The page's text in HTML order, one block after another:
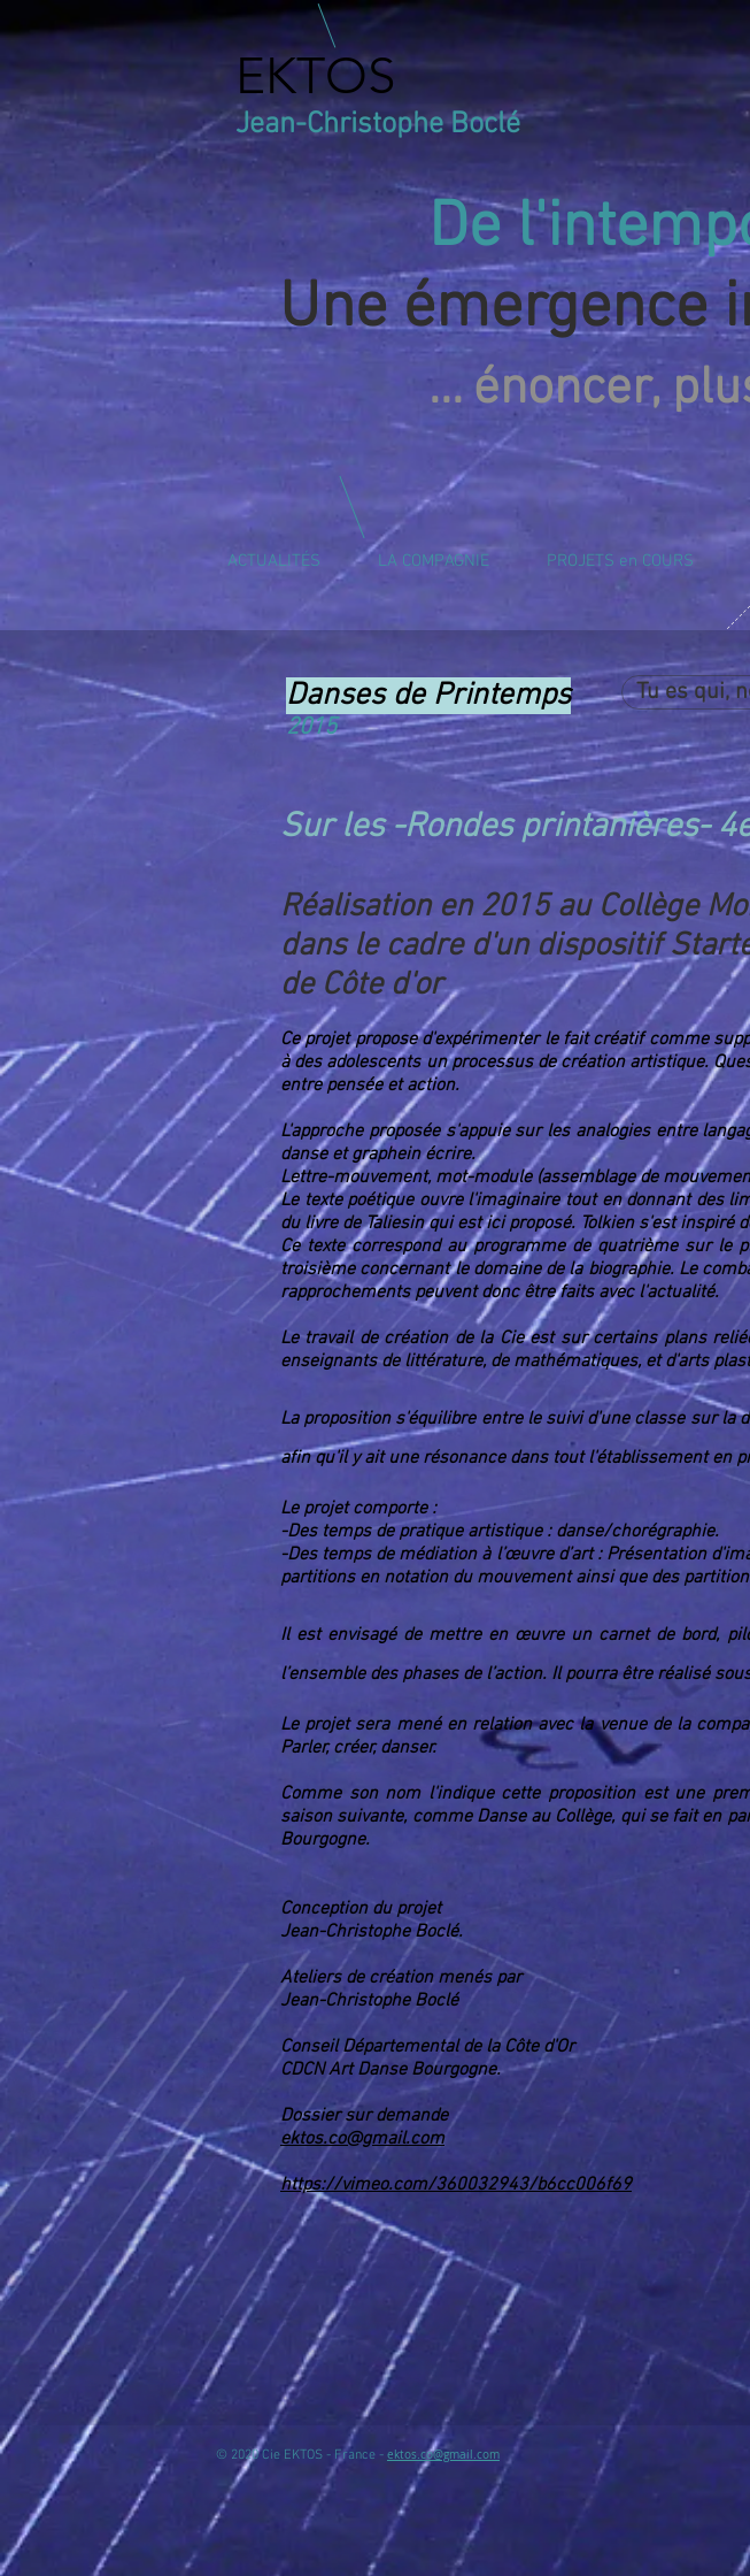
EKTOS
Jean-Christophe Boclé
De
Une émergence
... énoncer,
ACTUALITÉS LA COMPAGNIE PROJETS en COURS
Danses de Printemps
2015
Tu es qui,
Sur les -Rondes printanières-
Réalisation en 2015 au Collège
dans le cadre d'un dispositif
de Côte d'or
Ce projet propose d'expérimenter le fait créatif comme
à des adolescents un processus de création artistique.
entre pensée et action.
L'approche proposée s'appuie sur les analogies entre
danse etgrapheinécrire.
Lettre-mouvement, mot-module (assemblage de
Le texte poétique ouvre l'imaginaire tout en donnant des
du livre de Taliesin qui est ici proposé. Tolkien s'est inspiré
Ce texte correspond au programme de quatrième sur
troisième concernant le domaine de la biographie. Le
rapprochements peuvent donc être faits avec l'actualité.
Le travail de création de la Cie est sur certains plans
enseignants de littérature, de mathématiques, et d'arts
La proposition s'équilibre entre le suivi d'une classe sur la
afin qu'il y ait une résonance dans tout l'établissement en
Le projet comporte :
-Des temps de pratique artistique : danse/chorégraphie.
-Des temps de médiation à l’œuvre d’art : Présentation
partitions en notation du mouvement ainsi que des
Il est envisagé de mettre en œuvre un carnet de bord,
l’ensemble des phases de l’action. Il pourra être réalisé
Le projet sera mené en relation avec la venue de la
Parler, créer, danser.
Comme son nom l'indique cette proposition est une
saison suivante, comme Danse au Collège, qui se fait en
Bourgogne.
Conception du projet
Jean-Christophe Boclé.
Ateliers de création menés par
Jean-Christophe Boclé
Conseil Départemental de la Côte d'Or
CDCN Art Danse Bourgogne.
Dossier sur demande
ektos.co@gmail.com
https://vimeo.com/360032943/b6cc006f69
© 2020 Cie EKTOS - France - ektos.co@gmail.com